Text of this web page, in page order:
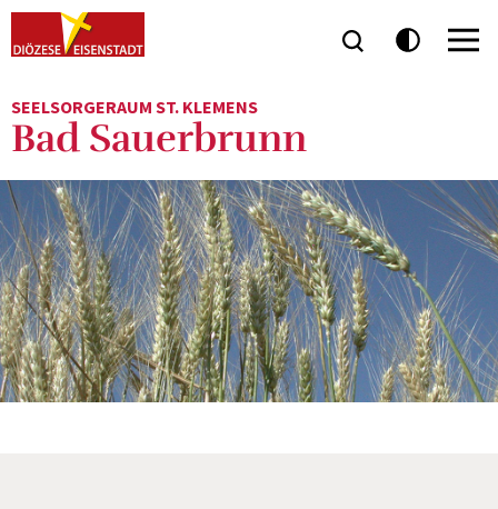
SEELSORGERAUM ST. KLEMENS
Bad Sauerbrunn